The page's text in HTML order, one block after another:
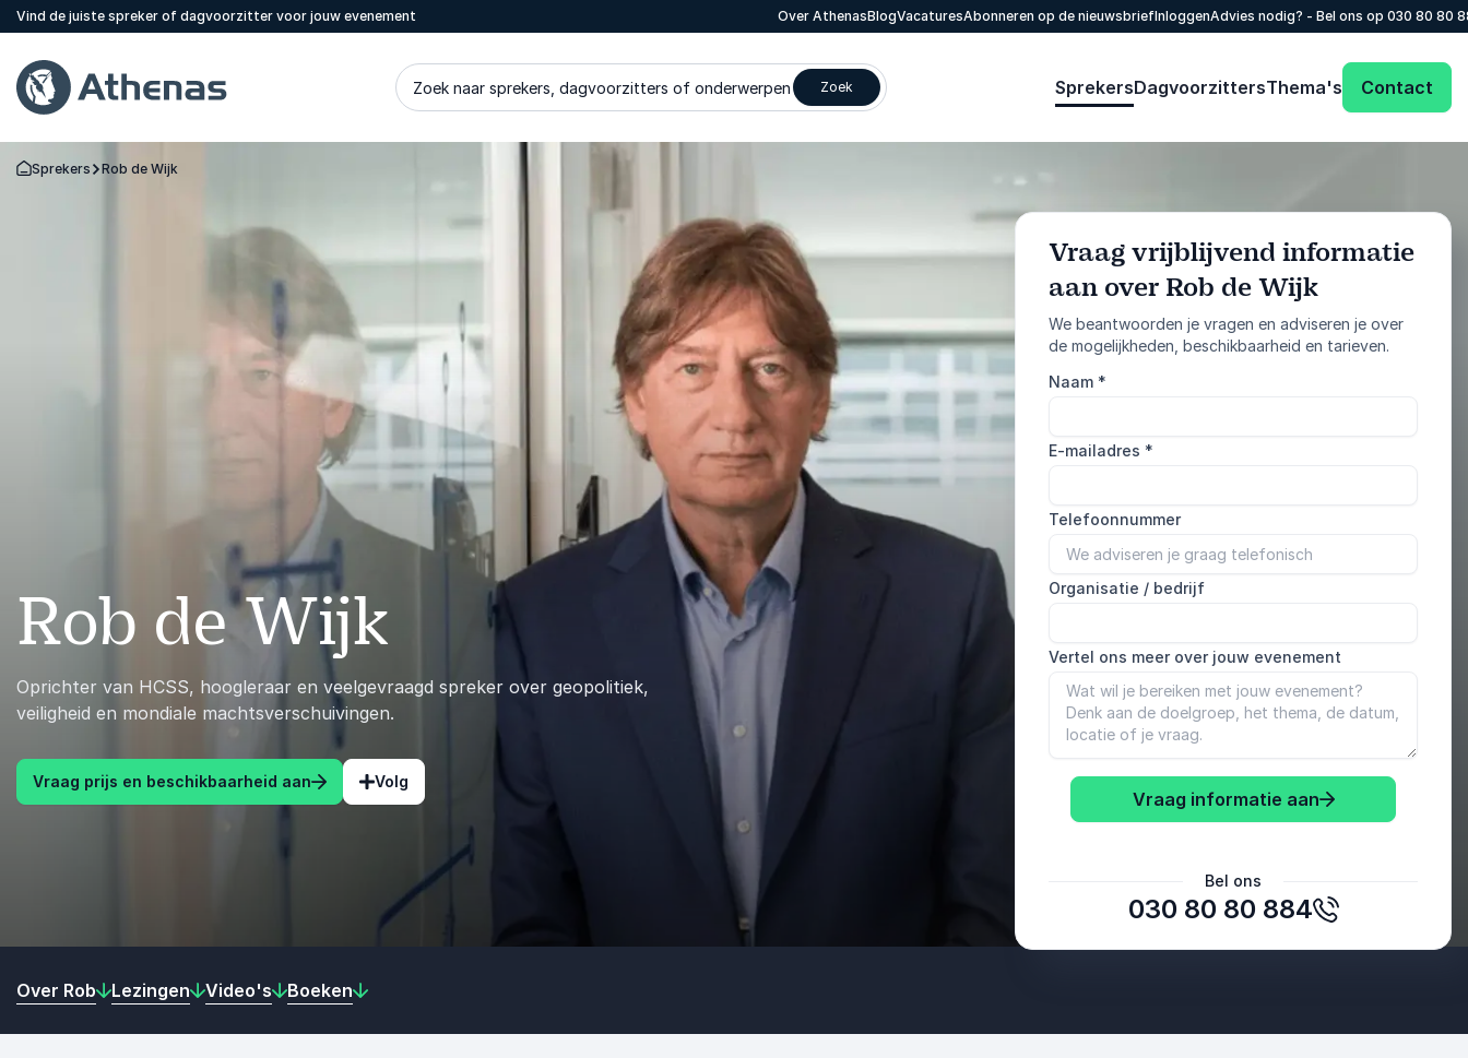
Vind de juiste spreker of dagvoorzitter voor jouw evenement Over AthenasBlogVacaturesAbonneren op de nieuwsbriefInloggenAdvies nodig? - Bel ons op 030 80 80
Zoek naar sprekers, dagvoorzitters of onderwerpen Zoek SprekersDagvoorzittersThema's Contact
Terug naar de startpagina
Sprekers Rob de Wijk
Rob de Wijk
Oprichter van HCSS, hoogleraar en veelgevraagd spreker over geopolitiek,
veiligheid en mondiale machtsverschuivingen.
Vraag prijs en beschikbaarheid aan Volg
Vraag vrijblijvend informatie
aan over Rob de Wijk
We beantwoorden je vragen en adviseren je over
de mogelijkheden, beschikbaarheid en tarieven.
Naam *
E-mailadres *
Telefoonnummer
Organisatie / bedrijf
Vertel ons meer over jouw evenement
Vraag informatie aan
Bel ons
030 80 80 884
Vraag informatie aan :
Over Rob Lezingen Video's Boeken